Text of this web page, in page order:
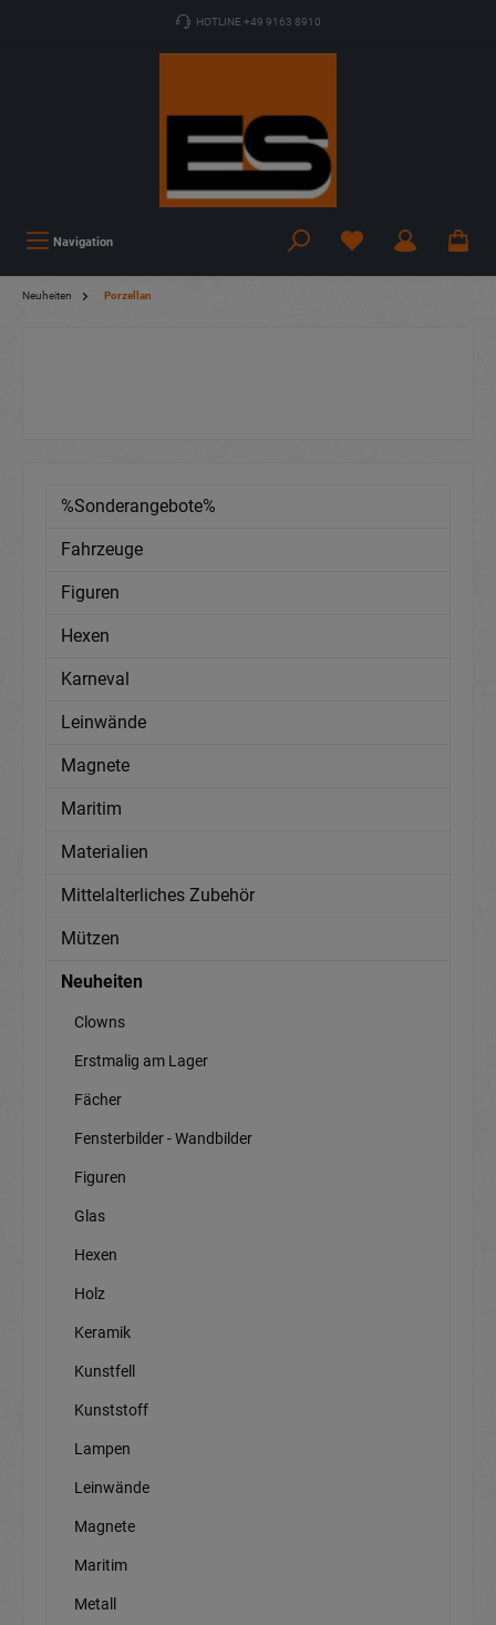
HOTLINE +49 9163 8910
Navigation
Neuheiten Porzellan
%Sonderangebote%
Fahrzeuge
Figuren
Hexen
Karneval
Leinwände
Magnete
Maritim
Materialien
Mittelalterliches Zubehör
Mützen
Neuheiten
Clowns
Erstmalig am Lager
Fächer
Fensterbilder - Wandbilder
Figuren
Glas
Hexen
Holz
Keramik
Kunstfell
Kunststoff
Lampen
Leinwände
Magnete
Maritim
Metall